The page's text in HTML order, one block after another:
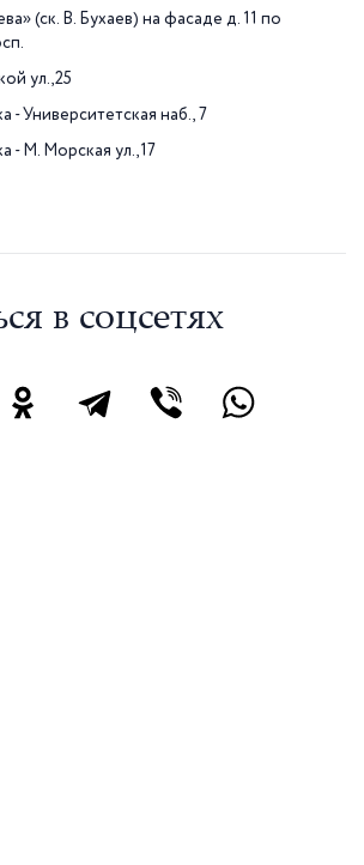
(ск. В. Бухаев) на фасаде д. 11 по
ул.,25
- Университетская наб., 7
- М. Морская ул.,17
в соцсетях